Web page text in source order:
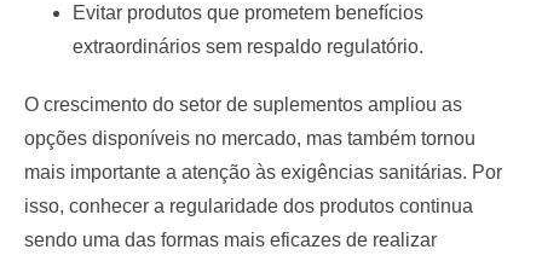
Evitar produtos que prometem benefícios
extraordinários sem respaldo regulatório.
O crescimento do setor de suplementos ampliou as
opções disponíveis no mercado, mas também tornou
mais importante a atenção às exigências sanitárias. Por
isso, conhecer a regularidade dos produtos continua
sendo uma das formas mais eficazes de realizar